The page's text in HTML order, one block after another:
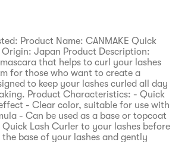
Product Name: CANMAKE Quick
Origin: Japan Product Description:
that helps to curl your lashes
for those who want to create a
to keep your lashes curled all day
Product Characteristics: - Quick
- Clear color, suitable for use with
- Can be used as a base or topcoat
Quick Lash Curler to your lashes before
base of your lashes and gently